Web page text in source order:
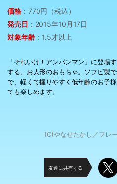
価格 ：770円（税込）
発売日 ：2015年10月17日
対象年齢 ：1.5才以上
「それいけ！アンパンマン」に登場
する、お人形のおもちゃ。ソフビ製
で、軽くて握りやすく低年齢のお子
ても楽しめます。
(C)やなせたかし／フレ
友達に共有する